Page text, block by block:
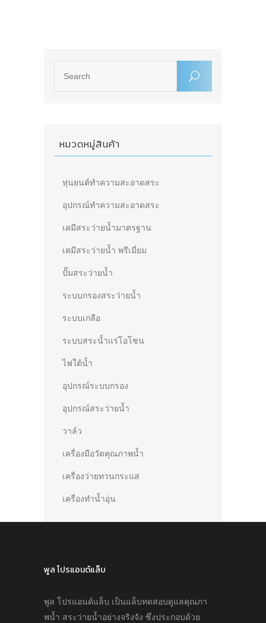
หมวดหมู่สินค้า
หุ่นยนต์ทำความสะอาดสระ
อุปกรณ์ทำความสะอาดสระ
เคมีสระว่ายน้ำมาตรฐาน
เคมีสระว่ายน้ำ พรีเมี่ยม
ปั๊มสระว่ายน้ำ
ระบบกรองสระว่ายน้ำ
ระบบเกลือ
ระบบสระน้ำแร่โอโซน
ไฟใต้น้ำ
อุปกรณ์ระบบกรอง
อุปกรณ์สระว่ายน้ำ
วาล์ว
เครื่องมือวัดคุณภาพน้ำ
เครื่องว่ายทวนกระแส
เครื่องทำน้ำอุ่น
พูล โปรแอนด์แล็บ
พูล โปรแอนด์แล็บ เป็นแล็บทดสอบดูแลคุณภา
พนํ้า สระว่ายนํ้าอย่างจริงจัง ซึ่งประกอบด้วย